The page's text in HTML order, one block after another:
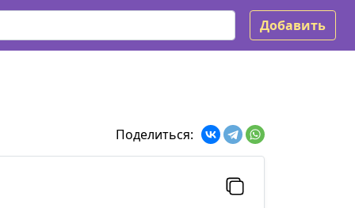
Добавить
Поделиться: